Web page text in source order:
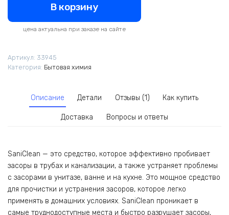
В корзину
цена актуальна при заказе на сайте
Артикул: 33945
Категория: Бытовая химия
Описание Детали Отзывы (1) Как купить
Доставка Вопросы и ответы
SaniClean — это средство, которое эффективно пробивает
засоры в трубах и канализации, а также устраняет проблемы
с засорами в унитазе, ванне и на кухне. Это мощное средство
для прочистки и устранения засоров, которое легко
применять в домашних условиях. SaniClean проникает в
самые труднодоступные места и быстро разрушает засоры,